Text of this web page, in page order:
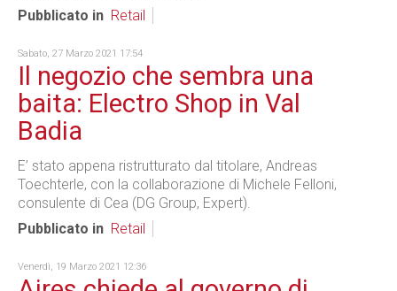
Pubblicato in Retail
Sabato, 27 Marzo 2021 17:54
Il negozio che sembra una
baita: Electro Shop in Val
Badia
E’ stato appena ristrutturato dal titolare, Andreas
Toechterle, con la collaborazione di Michele Felloni,
consulente di Cea (DG Group, Expert).
Pubblicato in Retail
Venerdì, 19 Marzo 2021 12:36